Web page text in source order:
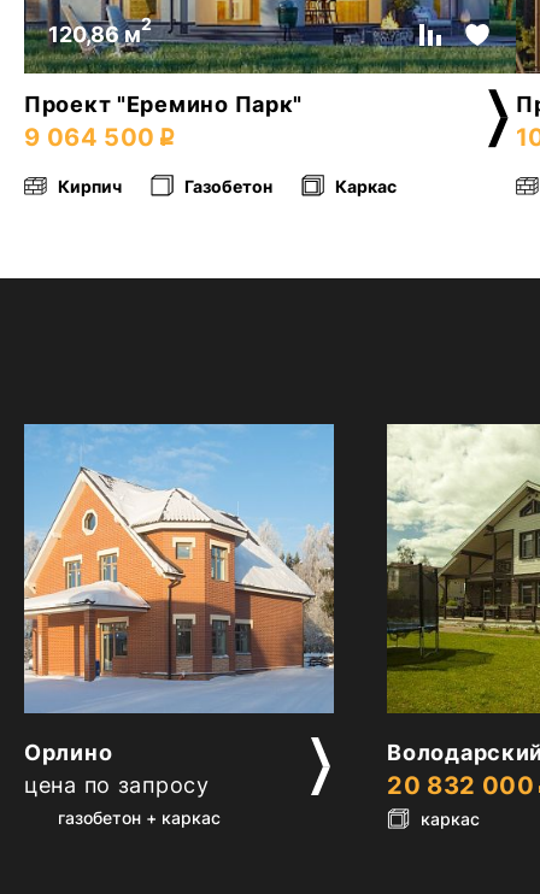
120,86 м2
Проект "Еремино Парк"
9 064 500
Кирпич Газобетон Каркас
2
Орлино
цена по запросу
газобетон + каркас
2
20 832 000
каркас